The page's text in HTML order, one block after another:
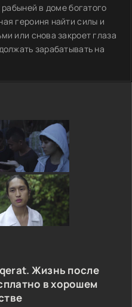
в доме богатого
героиня найти силы и
или снова закроет глаза
зарабатывать на
Жизнь после
в хорошем